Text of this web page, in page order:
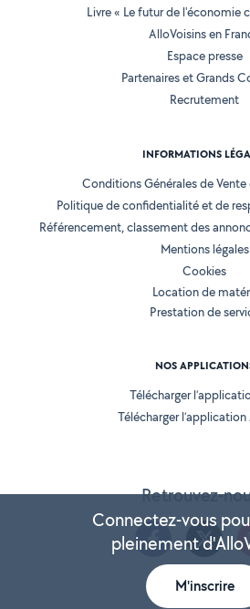
Retrouvez-
Livre « Le futur de l'économie
AlloVoisins en
Espace presse
Partenaires et Grands
Recrutement
INFORMATIONS
Conditions Générales de
Politique de confidentialité et de
Référencement, classement des
Mentions légales
Cookies
Location de
Prestation de
NOS
Télécharger
Télécharger
Connectez-vous
pleinement
M'inscrire